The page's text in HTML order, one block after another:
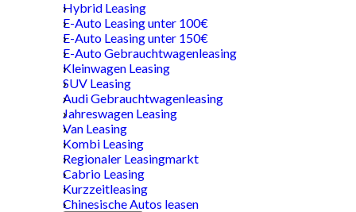
Hybrid Leasing
E-Auto Leasing unter 100€
E-Auto Leasing unter 150€
E-Auto Gebrauchtwagenleasing
Kleinwagen Leasing
SUV Leasing
Audi Gebrauchtwagenleasing
Jahreswagen Leasing
Van Leasing
Kombi Leasing
Regionaler Leasingmarkt
Cabrio Leasing
Kurzzeitleasing
Chinesische Autos leasen